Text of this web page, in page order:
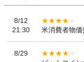
8/12
21:30
米消費者物
8/29